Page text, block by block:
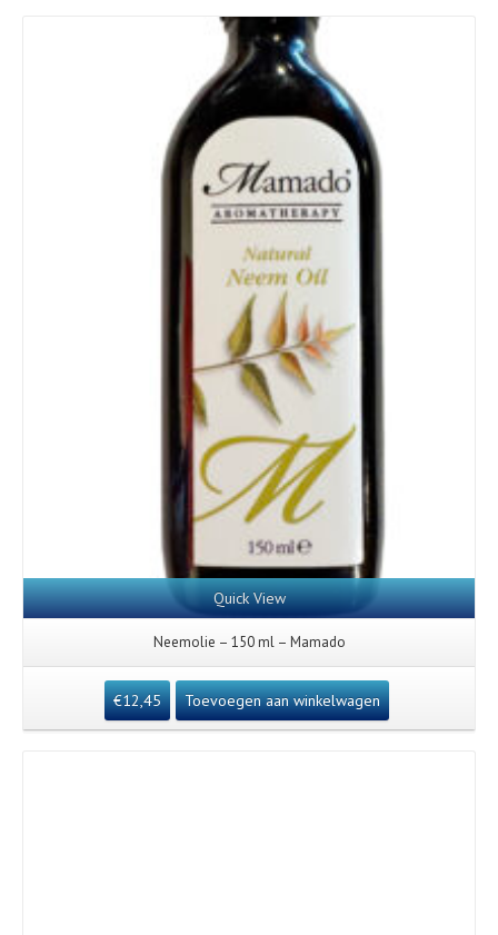
Details
Quick View
Neemolie – 150 ml – Mamado
€12,45 Toevoegen aan winkelwagen